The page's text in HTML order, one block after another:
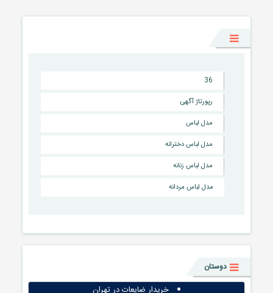
36
رپورتاژ آگهی
مدل لباس
مدل لباس دخترانه
مدل لباس زنانه
مدل لباس مردانه
دوستان
خریدار ضایعات در تهران